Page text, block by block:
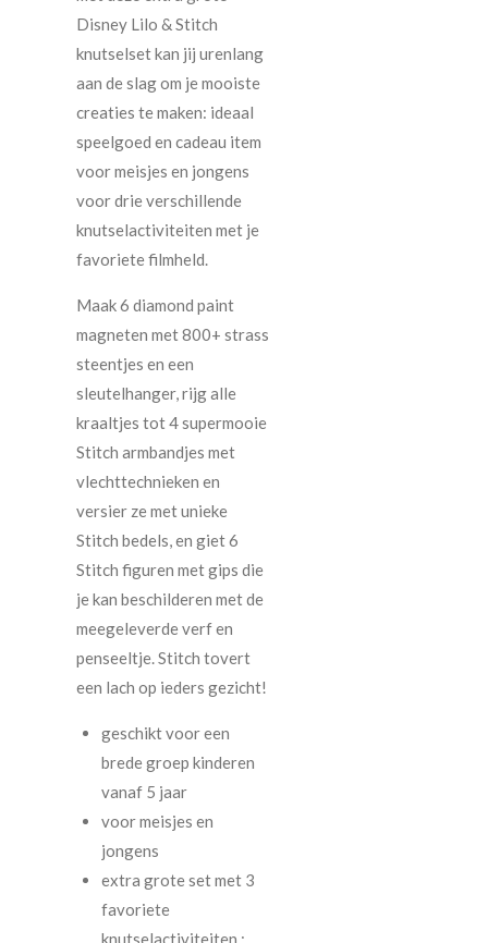
Disney Lilo & Stitch
knutselset kan jij urenlang
aan de slag om je mooiste
creaties te maken: ideaal
speelgoed en cadeau item
voor meisjes en jongens
voor drie verschillende
knutselactiviteiten met je
favoriete filmheld.
Maak 6 diamond paint
magneten met 800+ strass
steentjes en een
sleutelhanger, rijg alle
kraaltjes tot 4 supermooie
Stitch armbandjes met
vlechttechnieken en
versier ze met unieke
Stitch bedels, en giet 6
Stitch figuren met gips die
je kan beschilderen met de
meegeleverde verf en
penseeltje. Stitch tovert
een lach op ieders gezicht!
geschikt voor een
brede groep kinderen
vanaf 5 jaar
voor meisjes en
jongens
extra grote set met 3
favoriete
knutselactiviteiten :